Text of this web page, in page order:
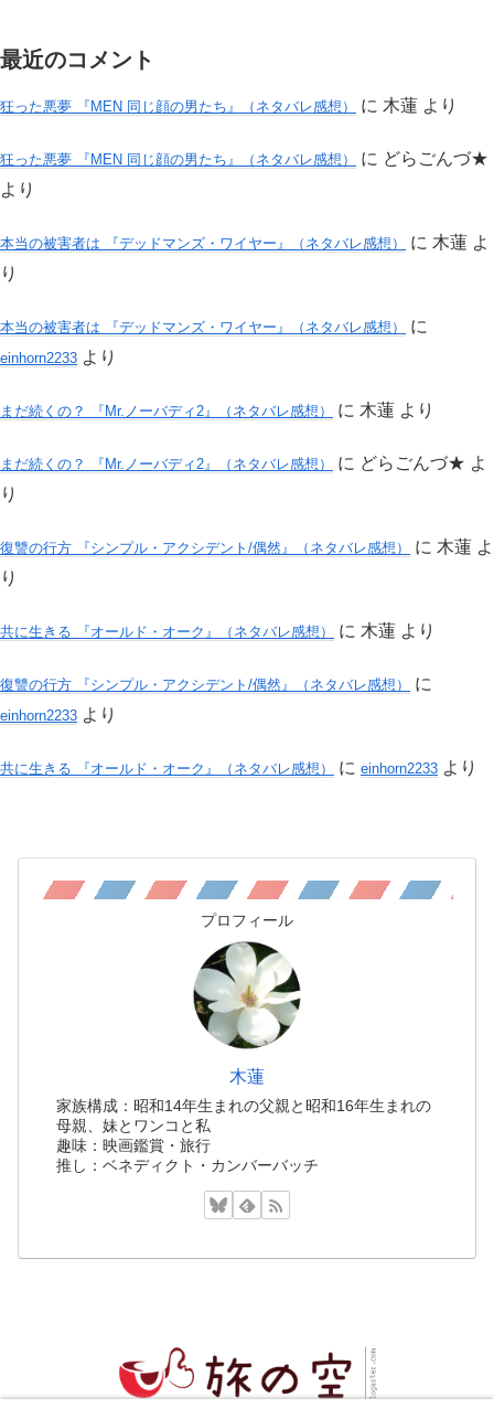
最近のコメント
狂った悪夢 『MEN 同じ顔の男たち』（ネタバレ感想） に 木蓮 より
狂った悪夢 『MEN 同じ顔の男たち』（ネタバレ感想） に どらごんづ★
より
本当の被害者は 『デッドマンズ・ワイヤー』（ネタバレ感想） に 木蓮 よ
り
本当の被害者は 『デッドマンズ・ワイヤー』（ネタバレ感想） に
einhorn2233 より
まだ続くの？ 『Mr.ノーバディ2』（ネタバレ感想） に 木蓮 より
まだ続くの？ 『Mr.ノーバディ2』（ネタバレ感想） に どらごんづ★ よ
り
復讐の行方 『シンプル・アクシデント/偶然』（ネタバレ感想） に 木蓮 よ
り
共に生きる 『オールド・オーク』（ネタバレ感想） に 木蓮 より
復讐の行方 『シンプル・アクシデント/偶然』（ネタバレ感想） に
einhorn2233 より
共に生きる 『オールド・オーク』（ネタバレ感想） に einhorn2233 より
プロフィール
木蓮
家族構成：昭和14年生まれの父親と昭和16年生まれの
母親、妹とワンコと私
趣味：映画鑑賞・旅行
推し：ベネディクト・カンバーバッチ